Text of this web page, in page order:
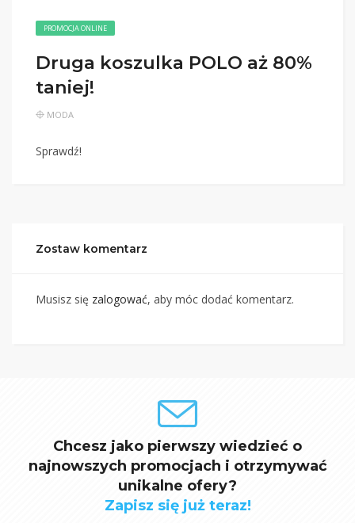
PROMOCJA ONLINE
Druga koszulka POLO aż 80%
taniej!
MODA
Sprawdź!
Zostaw komentarz
Musisz się zalogować, aby móc dodać komentarz.
Chcesz jako pierwszy wiedzieć o
najnowszych promocjach i otrzymywać
unikalne ofery?
Zapisz się już teraz!